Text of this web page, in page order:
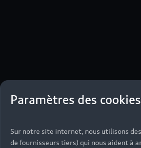
Paramètres des cookies
Sur notre site internet, nous utilisons
de fournisseurs tiers) qui nous aident à